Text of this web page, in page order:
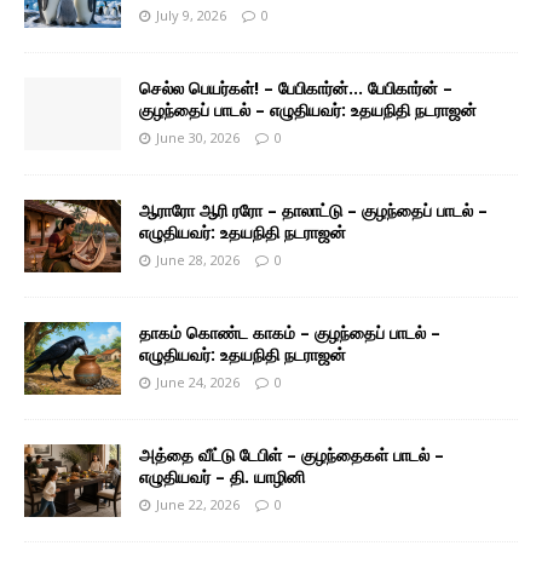
July 9, 2026 0
செல்ல பெயர்கள்! – பேபிகார்ன்… பேபிகார்ன் –
குழந்தைப் பாடல் – எழுதியவர்: உதயநிதி நடராஜன்
June 30, 2026 0
ஆராரோ ஆரி ரரோ – தாலாட்டு – குழந்தைப் பாடல் –
எழுதியவர்: உதயநிதி நடராஜன்
June 28, 2026 0
தாகம் கொண்ட காகம் – குழந்தைப் பாடல் –
எழுதியவர்: உதயநிதி நடராஜன்
June 24, 2026 0
அத்தை வீட்டு டேபிள் – குழந்தைகள் பாடல் –
எழுதியவர் – தி. யாழினி
June 22, 2026 0